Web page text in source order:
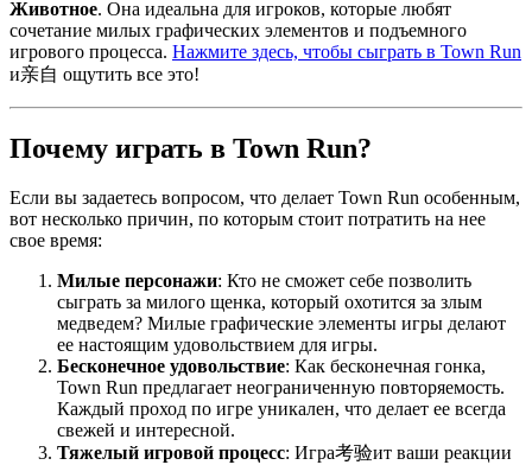
Животное. Она идеальна для игроков, которые любят
сочетание милых графических элементов и подъемного
игрового процесса. Нажмите здесь, чтобы сыграть в Town Run
и亲自 ощутить все это!
Почему играть в Town Run?
Если вы задаетесь вопросом, что делает Town Run особенным,
вот несколько причин, по которым стоит потратить на нее
свое время:
Милые персонажи: Кто не сможет себе позволить
сыграть за милого щенка, который охотится за злым
медведем? Милые графические элементы игры делают
ее настоящим удовольствием для игры.
Бесконечное удовольствие: Как бесконечная гонка,
Town Run предлагает неограниченную повторяемость.
Каждый проход по игре уникален, что делает ее всегда
свежей и интересной.
Тяжелый игровой процесс: Игра考验ит ваши реакции